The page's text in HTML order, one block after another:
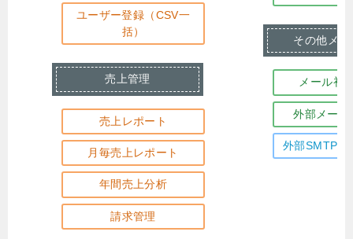
ユーザー登録（CSV一
括）
売上管理
売上レポート
月毎売上レポート
年間売上分析
請求管理
その他メー
メール初
外部メール
外部SMTP経